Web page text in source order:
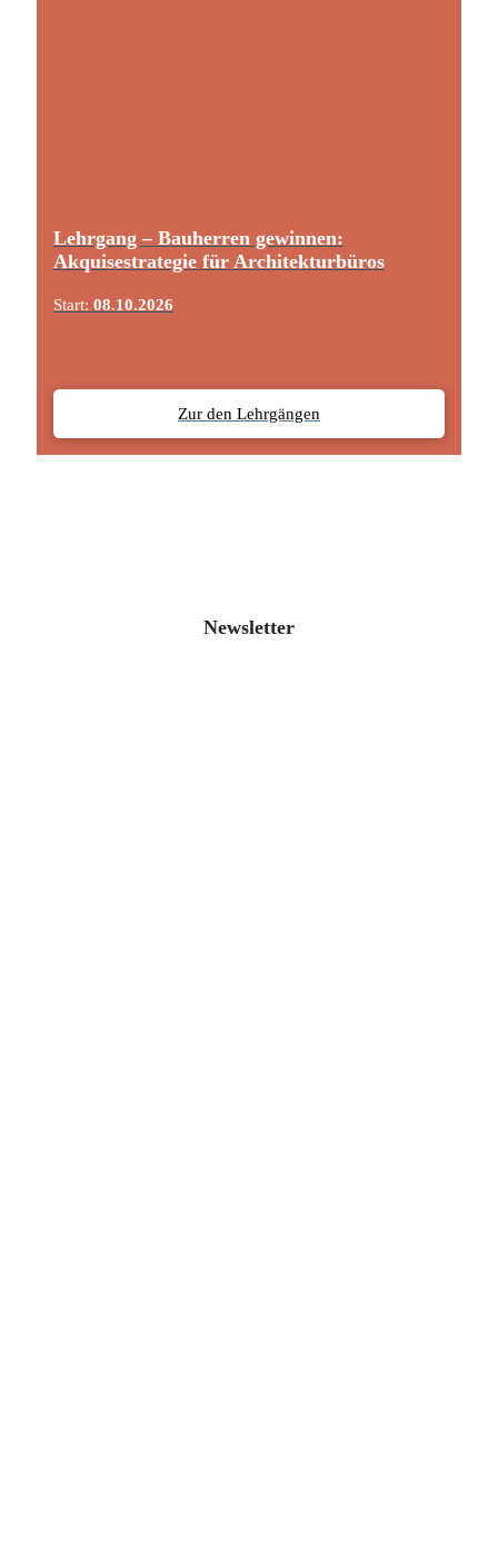
Lehrgang – Bauherren gewinnen:
Akquisestrategie für Architekturbüros
Start: 08.10.2026
Zur den Lehrgängen
Newsletter